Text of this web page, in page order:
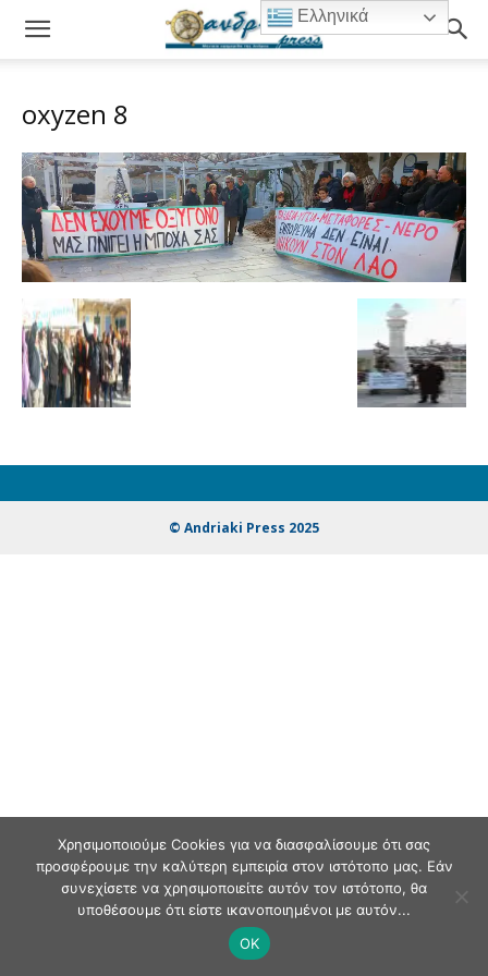
oxyzen 8
© Andriaki Press 2025
Ελληνικά
Χρησιμοποιούμε Cookies για να διασφαλίσουμε ότι σας
προσφέρουμε την καλύτερη εμπειρία στον ιστότοπο μας. Εάν
συνεχίσετε να χρησιμοποιείτε αυτόν τον ιστότοπο, θα
υποθέσουμε ότι είστε ικανοποιημένοι με αυτόν...
OK